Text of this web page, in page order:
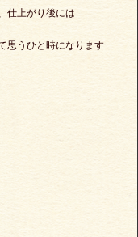
仕上がり後には
思うひと時になります